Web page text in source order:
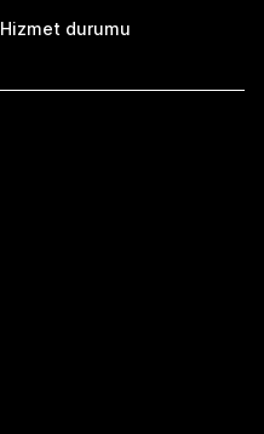
Hizmet durumu